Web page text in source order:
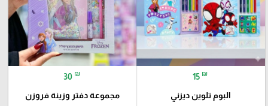
15 ₪
البوم تلوين ديزني
30 ₪
مجموعة دفتر وزينة فروزن